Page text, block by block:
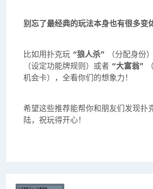
别忘了最经典的玩法本身也有很多变体
比如用扑克玩 “狼人杀” （分配身份）
（设定功能牌规则）或者 “大富翁”
机会卡），全看你们的想象力！
希望这些推荐能帮你和朋友们发现扑
陆，祝玩得开心！